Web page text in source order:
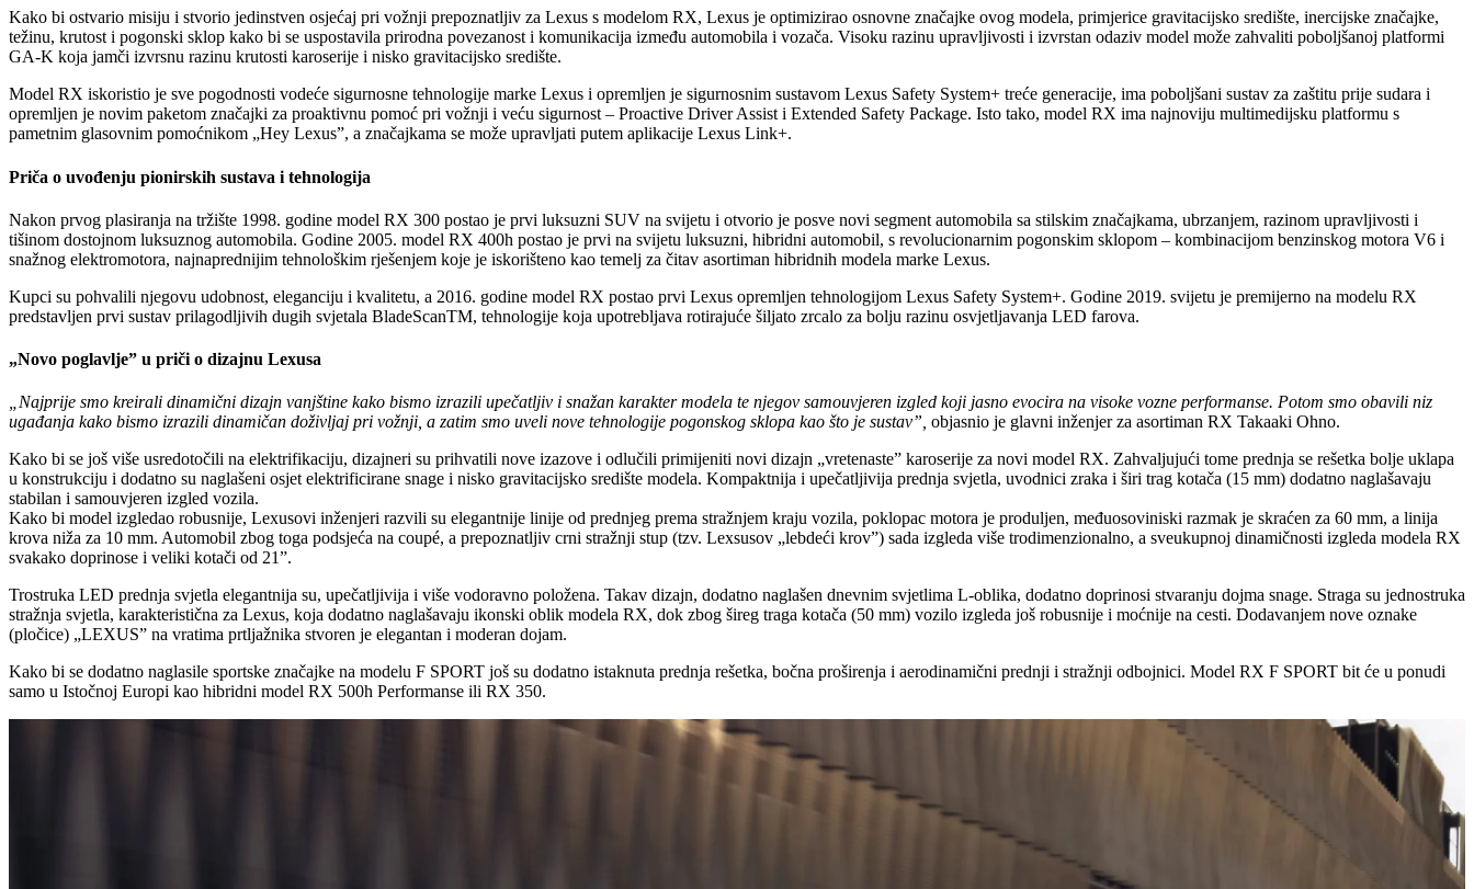
Kako bi ostvario misiju i stvorio jedinstven osjećaj pri vožnji prepoznatljiv za Lexus s modelom RX, Lexus je optimizirao osnovne značajke ovog modela, primjerice gravitacijsko središte, inercijske značajke,
težinu, krutost i pogonski sklop kako bi se uspostavila prirodna povezanost i komunikacija između automobila i vozača. Visoku razinu upravljivosti i izvrstan odaziv model može zahvaliti poboljšanoj platformi
GA-K koja jamči izvrsnu razinu krutosti karoserije i nisko gravitacijsko središte.
Model RX iskoristio je sve pogodnosti vodeće sigurnosne tehnologije marke Lexus i opremljen je sigurnosnim sustavom Lexus Safety System+ treće generacije, ima poboljšani sustav za zaštitu prije sudara i
opremljen je novim paketom značajki za proaktivnu pomoć pri vožnji i veću sigurnost – Proactive Driver Assist i Extended Safety Package. Isto tako, model RX ima najnoviju multimedijsku platformu s
pametnim glasovnim pomoćnikom „Hey Lexus”, a značajkama se može upravljati putem aplikacije Lexus Link+.
Priča o uvođenju pionirskih sustava i tehnologija
Nakon prvog plasiranja na tržište 1998. godine model RX 300 postao je prvi luksuzni SUV na svijetu i otvorio je posve novi segment automobila sa stilskim značajkama, ubrzanjem, razinom upravljivosti i
tišinom dostojnom luksuznog automobila. Godine 2005. model RX 400h postao je prvi na svijetu luksuzni, hibridni automobil, s revolucionarnim pogonskim sklopom – kombinacijom benzinskog motora V6 i
snažnog elektromotora, najnaprednijim tehnološkim rješenjem koje je iskorišteno kao temelj za čitav asortiman hibridnih modela marke Lexus.
Kupci su pohvalili njegovu udobnost, eleganciju i kvalitetu, a 2016. godine model RX postao prvi Lexus opremljen tehnologijom Lexus Safety System+. Godine 2019. svijetu je premijerno na modelu RX
predstavljen prvi sustav prilagodljivih dugih svjetala BladeScanTM, tehnologije koja upotrebljava rotirajuće šiljato zrcalo za bolju razinu osvjetljavanja LED farova.
„Novo poglavlje” u priči o dizajnu Lexusa
„Najprije smo kreirali dinamični dizajn vanjštine kako bismo izrazili upečatljiv i snažan karakter modela te njegov samouvjeren izgled koji jasno evocira na visoke vozne performanse. Potom smo obavili niz
ugađanja kako bismo izrazili dinamičan doživljaj pri vožnji, a zatim smo uveli nove tehnologije pogonskog sklopa kao što je sustav”, objasnio je glavni inženjer za asortiman RX Takaaki Ohno.
Kako bi se još više usredotočili na elektrifikaciju, dizajneri su prihvatili nove izazove i odlučili primijeniti novi dizajn „vretenaste” karoserije za novi model RX. Zahvaljujući tome prednja se rešetka bolje uklapa
u konstrukciju i dodatno su naglašeni osjet elektrificirane snage i nisko gravitacijsko središte modela. Kompaktnija i upečatljivija prednja svjetla, uvodnici zraka i širi trag kotača (15 mm) dodatno naglašavaju
stabilan i samouvjeren izgled vozila.
Kako bi model izgledao robusnije, Lexusovi inženjeri razvili su elegantnije linije od prednjeg prema stražnjem kraju vozila, poklopac motora je produljen, međuosoviniski razmak je skraćen za 60 mm, a linija
krova niža za 10 mm. Automobil zbog toga podsjeća na coupé, a prepoznatljiv crni stražnji stup (tzv. Lexsusov „lebdeći krov”) sada izgleda više trodimenzionalno, a sveukupnoj dinamičnosti izgleda modela RX
svakako doprinose i veliki kotači od 21”.
Trostruka LED prednja svjetla elegantnija su, upečatljivija i više vodoravno položena. Takav dizajn, dodatno naglašen dnevnim svjetlima L-oblika, dodatno doprinosi stvaranju dojma snage. Straga su jednostruka
stražnja svjetla, karakteristična za Lexus, koja dodatno naglašavaju ikonski oblik modela RX, dok zbog šireg traga kotača (50 mm) vozilo izgleda još robusnije i moćnije na cesti. Dodavanjem nove oznake
(pločice) „LEXUS” na vratima prtljažnika stvoren je elegantan i moderan dojam.
Kako bi se dodatno naglasile sportske značajke na modelu F SPORT još su dodatno istaknuta prednja rešetka, bočna proširenja i aerodinamični prednji i stražnji odbojnici. Model RX F SPORT bit će u ponudi
samo u Istočnoj Europi kao hibridni model RX 500h Performanse ili RX 350.